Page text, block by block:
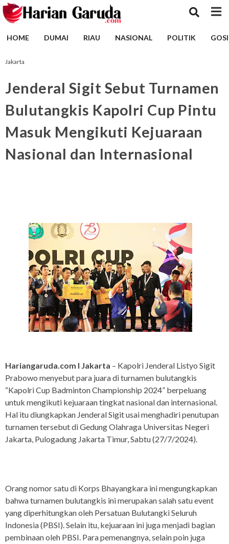
HOME DUMAI RIAU NASIONAL POLITIK
Jakarta
Jenderal Sigit Sebut Turnamen
Bulutangkis Kapolri Cup Pintu
Masuk Mengikuti Kejuaraan
Nasional dan Internasional
Hariangaruda.com I Jakarta – Kapolri Jenderal Listyo Sigit
Prabowo menyebut para juara di turnamen bulutangkis
“Kapolri Cup Badminton Championship 2024” berpeluang
untuk mengikuti kejuaraan tingkat nasional dan internasional.
Hal itu diungkapkan Jenderal Sigit usai menghadiri penutupan
turnamen tersebut di Gedung Olahraga Universitas Negeri
Jakarta, Pulogadung Jakarta Timur, Sabtu (27/7/2024).
Orang nomor satu di Korps Bhayangkara ini mengungkapkan
bahwa turnamen bulutangkis ini merupakan salah satu event
yang diperhitungkan oleh Persatuan Bulutangki Seluruh
Indonesia (PBSI). Selain itu, kejuaraan ini juga menjadi bagian
pembinaan oleh PBSI. Para pemenangnya, selain poin juga